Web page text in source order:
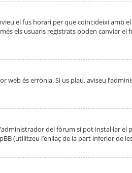
el fus horari per que coincideixi amb
els usuaris registrats poden canviar el
web és errònia. Si us plau, aviseu
del fòrum si pot instal·lar el
(utilitzeu l’enllaç de la part inferior de